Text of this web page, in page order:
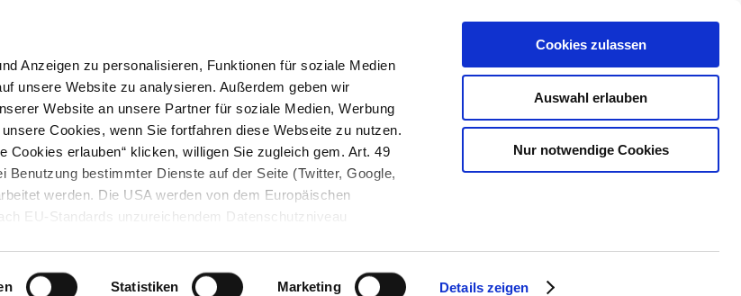
Anzeigen zu personalisieren, Funktionen für soziale Medien
unsere Website zu analysieren. Außerdem geben wir
Website an unsere Partner für soziale Medien, Werbung
Cookies, wenn Sie fortfahren diese Webseite zu nutzen.
Cookies erlauben“ klicken, willigen Sie zugleich gem. Art. 49
Benutzung bestimmter Dienste auf der Seite (Twitter, Google,
werden. Die USA werden von dem Europäischen
EU-Standards unzureichendem Datenschutzniveau
Statistiken Marketing Details zeigen
Cookies zulassen
Auswahl erlauben
Nur notwendige Cookies
Ihre Fragen und helfen Sie mit Ihrem Wissen anderen weiter.